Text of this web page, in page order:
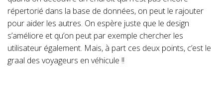
répertorié dans la base de données, on peut le rajouter
pour aider les autres. On espère juste que le design
s’améliore et qu’on peut par exemple chercher les
utilisateur également. Mais, à part ces deux points, c’est le
graal des voyageurs en véhicule !!